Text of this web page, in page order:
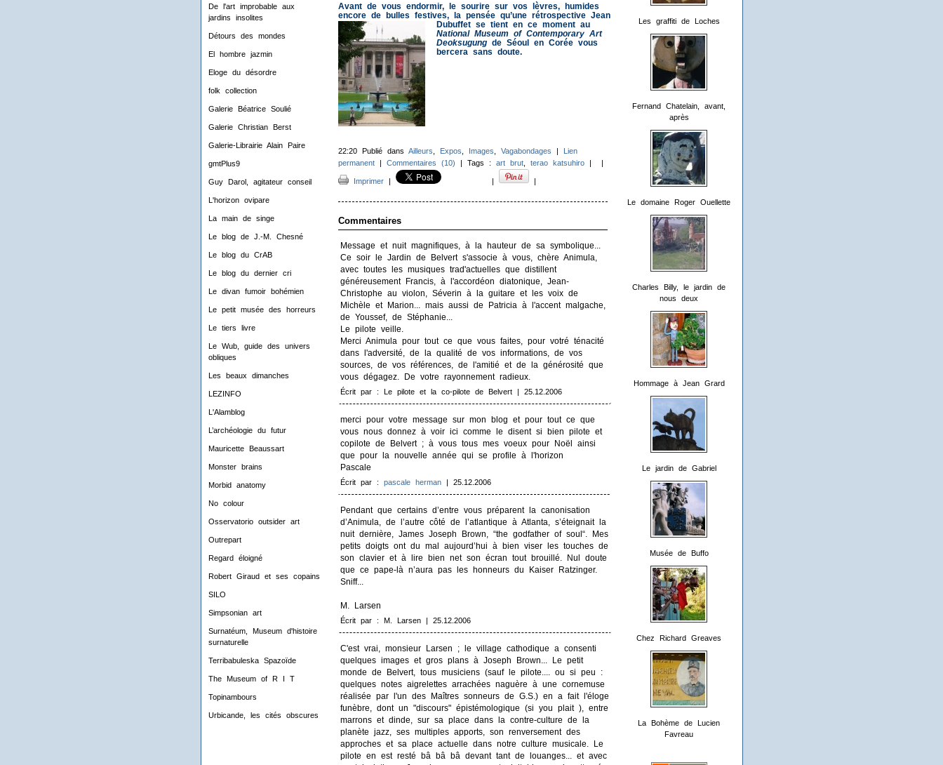
De l'art improbable aux
jardins insolites
Détours des mondes
El hombre jazmin
Eloge du désordre
folk collection
Galerie Béatrice Soulié
Galerie Christian Berst
Galerie-Librairie Alain Paire
gmtPlus9
Guy Darol, agitateur conseil
L'horizon ovipare
La main de singe
Le blog de J.-M. Chesné
Le blog du CrAB
Le blog du dernier cri
Le divan fumoir bohémien
Le petit musée des horreurs
Le tiers livre
Le Wub, guide des univers
obliques
Les beaux dimanches
LEZINFO
L'Alamblog
L’archéologie du futur
Mauricette Beaussart
Monster brains
Morbid anatomy
No colour
Osservatorio outsider art
Outrepart
Regard éloigné
Robert Giraud et ses copains
SILO
Simpsonian art
Surnatéum, Museum d'histoire
surnaturelle
Terribabuleska Spazoïde
The Museum of R I T
Topinambours
Urbicande, les cités obscures
Les graffiti de Loches
Fernand Chatelain, avant,
après
Le domaine Roger Ouellette
Charles Billy, le jardin de
nous deux
Hommage à Jean Grard
Le jardin de Gabriel
Musée de Buffo
Chez Richard Greaves
La Bohème de Lucien
Favreau
Avant de vous endormir, le sourire sur vos lèvres, humides
encore de bulles festives, la pensée qu’une rétrospective Jean
Dubuffet se tient en ce moment au
National Museum of Contemporary Art
Deoksugungde Séoul en Corée vous
bercera sans doute.
22:20 Publié dans Ailleurs Expos Images Vagabondages |
Lien
permanent| Commentaires (10) | Tags : art brut, terao katsuhiro| |
Imprimer| | |
Commentaires
Message et nuit magnifiques, à la hauteur de sa symbolique...
Ce soir le Jardin de Belvert s'associe à vous, chère Animula,
avec toutes les musiques trad'actuelles que distillent
généreusement Francis, à l'accordéon diatonique, Jean-
Christophe au violon, Séverin à la guitare et les voix de
Michèle et Marion... mais aussi de Patricia à l'accent malgache,
de Youssef, de Stéphanie...
Le pilote veille.
Merci Animula pour tout ce que vous faites, pour votré ténacité
dans l'adversité, de la qualité de vos informations, de vos
sources, de vos références, de l'amitié et de la générosité que
vous dégagez. De votre rayonnement radieux.
Écrit par : Le pilote et la co-pilote de Belvert | 25.12.2006
merci pour votre message sur mon blog et pour tout ce que
vous nous donnez à voir ici comme le disent si bien pilote et
copilote de Belvert ; à vous tous mes voeux pour Noël ainsi
que pour la nouvelle année qui se profile à l'horizon
Pascale
Écrit par : pascale herman| 25.12.2006
Pendant que certains d’entre vous préparent la canonisation
d’Animula, de l’autre côté de l’atlantique à Atlanta, s’éteignait la
nuit dernière, James Joseph Brown, “the godfather of soul“. Mes
petits doigts ont du mal aujourd’hui à bien viser les touches de
son clavier et à lire bien net son écran tout brouillé. Nul doute
que ce pape-là n’aura pas les honneurs du Kaiser Ratzinger.
Sniff...
M. Larsen
Écrit par : M. Larsen | 25.12.2006
C'est vrai, monsieur Larsen ; le village cathodique a consenti
quelques images et gros plans à Joseph Brown... Le petit
monde de Belvert, tous musiciens (sauf le pilote.... ou si peu :
quelques notes aigrelettes arrachées naguère à une cornemuse
réalisée par l'un des Maîtres sonneurs de G.S.) en a fait l'éloge
funèbre, dont un "discours" épistémologique (si you plait ), entre
marrons et dinde, sur sa place dans la contre-culture de la
planète jazz, ses multiples apports, son renversement des
approches et sa place actuelle dans notre culture musicale. Le
pilote en est resté bâ bâ bâ devant tant de louanges... et avec